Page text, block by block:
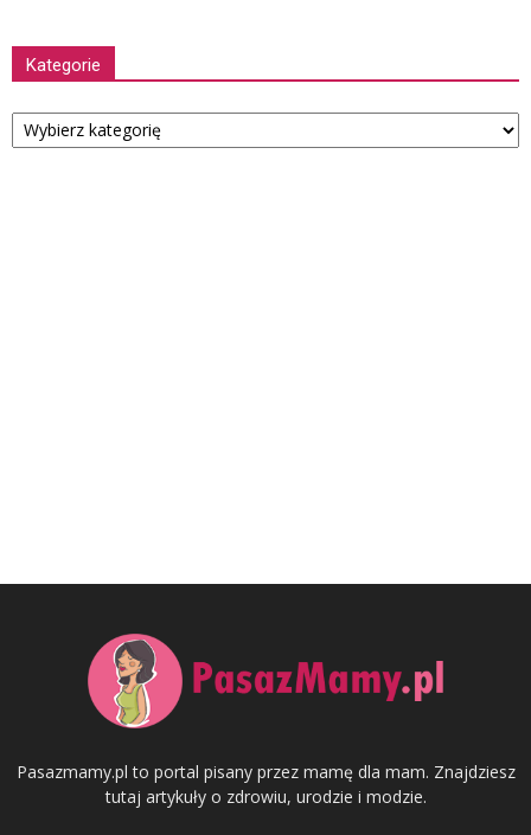
Kategorie
Kategorie
Pasazmamy.pl to portal pisany przez mamę dla mam. Znajdziesz
tutaj artykuły o zdrowiu, urodzie i modzie.